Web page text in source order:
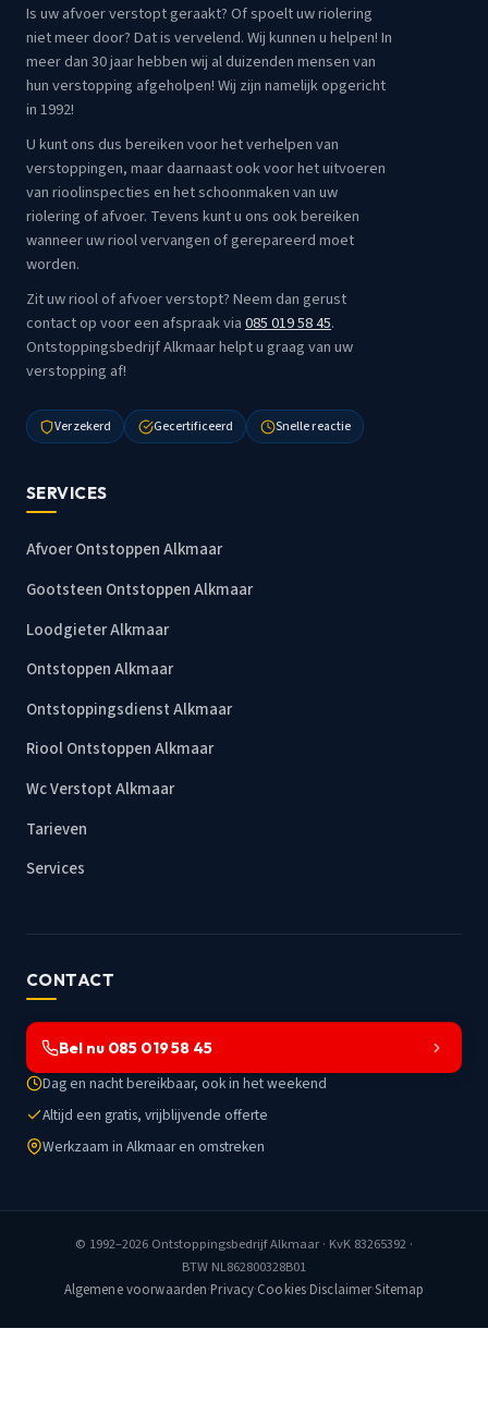
Is uw afvoer verstopt geraakt? Of spoelt uw riolering
niet meer door? Dat is vervelend. Wij kunnen u helpen! In
meer dan 30 jaar hebben wij al duizenden mensen van
hun verstopping afgeholpen! Wij zijn namelijk opgericht
in 1992!
U kunt ons dus bereiken voor het verhelpen van
verstoppingen, maar daarnaast ook voor het uitvoeren
van rioolinspecties en het schoonmaken van uw
riolering of afvoer. Tevens kunt u ons ook bereiken
wanneer uw riool vervangen of gerepareerd moet
worden.
Zit uw riool of afvoer verstopt? Neem dan gerust
contact op voor een afspraak via085 019 58 45.
Ontstoppingsbedrijf Alkmaar helpt u graag van uw
verstopping af!
Verzekerd Gecertificeerd Snelle reactie
SERVICES
Afvoer Ontstoppen Alkmaar
Gootsteen Ontstoppen Alkmaar
Loodgieter Alkmaar
Ontstoppen Alkmaar
Ontstoppingsdienst Alkmaar
Riool Ontstoppen Alkmaar
Wc Verstopt Alkmaar
Tarieven
Services
CONTACT
Bel nu 085 019 58 45
Dag en nacht bereikbaar, ook in het weekend
Altijd een gratis, vrijblijvende offerte
Werkzaam in Alkmaar en omstreken
© 1992–2026 Ontstoppingsbedrijf Alkmaar · KvK 83265392 ·
BTW NL862800328B01
Algemene voorwaarden·Privacy·Cookies·Disclaimer·Sitemap